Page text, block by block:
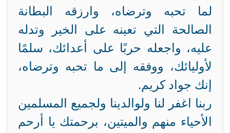
لما تحبه وترضاه، وارزقه البطانة
الصالحة التي تعينه على الخير وتدله
عليه، واجعله حربًا على أعدائك، سلمًا
لأوليائك، ووفقه إلى ما تحبه وترضاه،
إنك جواد كريم.
ربنا اغفر لنا ولوالدينا ولجميع المسلمين
الأحياء منهم والميتين، برحمتك يا أرحم